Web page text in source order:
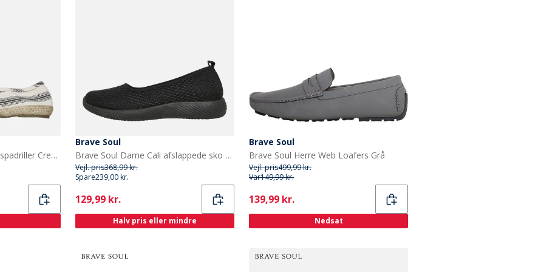
Brave Soul Herre Yacht Espadriller Creme/Sort Stribe Cream/ Black
Brave Soul
Brave Soul Dame Cali afslappede sko Sort
Vejl. pris368,99 kr.
Spare239,00 kr.
Current
129,99 kr.
Halv pris eller mindre
Brave Soul
Brave Soul Herre Web Loafers Grå
Vejl. pris499,99 kr.
Var149,99 kr.
Current
139,99 kr.
Nedsat